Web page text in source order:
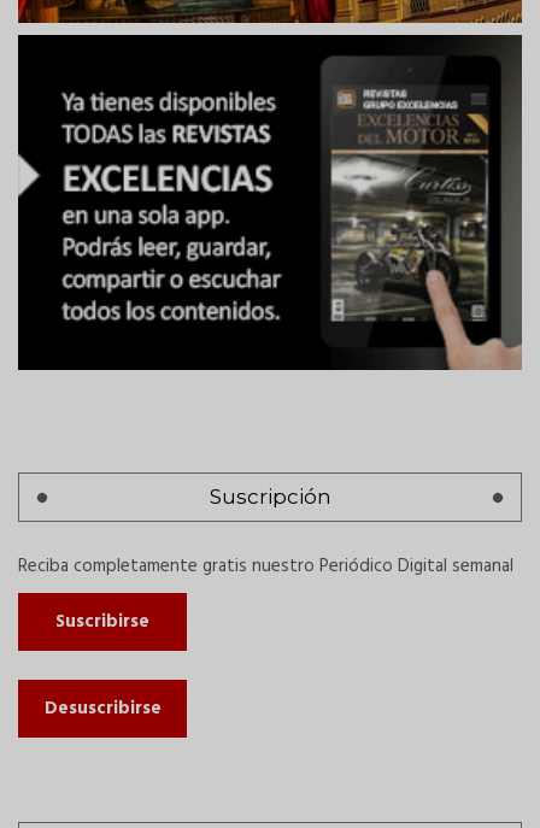
Suscripción
Reciba completamente gratis nuestro Periódico Digital semanal
Suscribirse
Desuscribirse